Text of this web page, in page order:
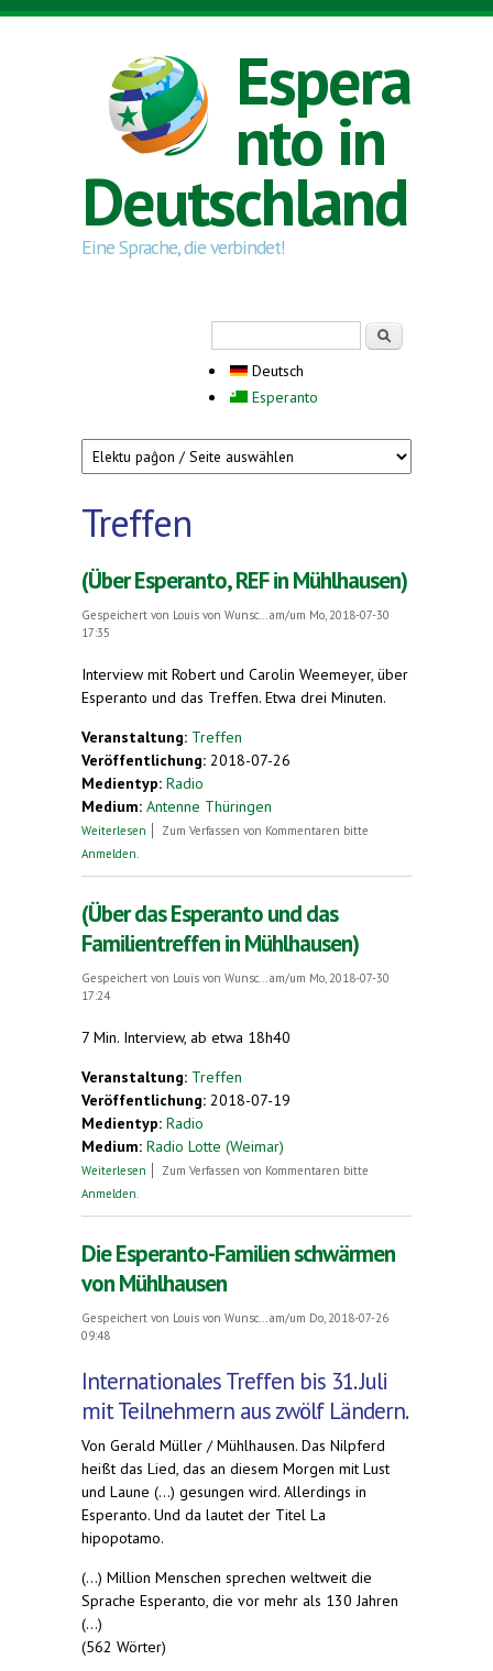
Direkt zum Inhalt
Espera
nto in
Deutschland
Eine Sprache, die verbindet!
Deutsch
Esperanto
Treffen
(Über Esperanto, REF in Mühlhausen)
Gespeichert von Louis von Wunsc...
am/um Mo, 2018-07-30
17:35
Interview mit Robert und Carolin Weemeyer, über
Esperanto und das Treffen. Etwa drei Minuten.
Veranstaltung: Treffen
Veröffentlichung: 2018-07-26
Medientyp: Radio
Medium: Antenne Thüringen
Weiterlesen über (Über Esperanto, REF in Mühlhausen)
Zum Verfassen von Kommentaren bitte
Anmelden
(Über das Esperanto und das
Familientreffen in Mühlhausen)
Gespeichert von Louis von Wunsc...
am/um Mo, 2018-07-30
17:24
7 Min. Interview, ab etwa 18h40
Veranstaltung: Treffen
Veröffentlichung: 2018-07-19
Medientyp: Radio
Medium: Radio Lotte (Weimar)
Weiterlesen über (Über das Esperanto und das Familientreffen
Zum Verfassen von Kommentaren bitte
Anmelden
Die Esperanto-Familien schwärmen
von Mühlhausen
Gespeichert von Louis von Wunsc...
am/um Do, 2018-07-26
09:48
Internationales Treffen bis 31. Juli
mit Teilnehmern aus zwölf Ländern.
Von Gerald Müller / Mühlhausen. Das Nilpferd
heißt das Lied, das an diesem Morgen mit Lust
und Laune (...) gesungen wird. Allerdings in
Esperanto. Und da lautet der Titel La
hipopotamo.
(...) Million Menschen sprechen weltweit die
Sprache Esperanto, die vor mehr als 130 Jahren
(...)
(562 Wörter)